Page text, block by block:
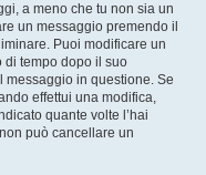
a meno che tu non sia un
un messaggio premendo il
Puoi modificare un
di tempo dopo il suo
messaggio in questione. Se
effettui una modifica,
quante volte l’hai
può cancellare un